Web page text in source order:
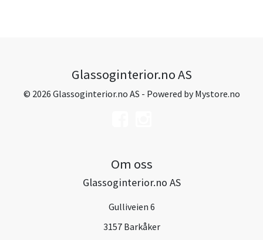
Glassoginterior.no AS
© 2026 Glassoginterior.no AS - Powered byMystore.no
Om oss
Glassoginterior.no AS
Gulliveien 6
3157 Barkåker